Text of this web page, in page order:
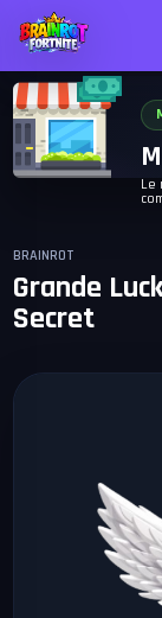
Le
BRAINROT
Grande
Secret